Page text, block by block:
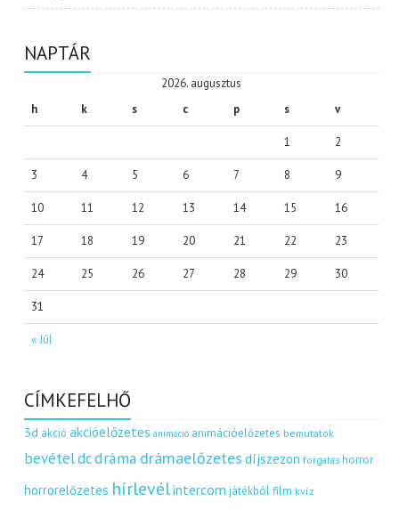
NAPTÁR
2026. augusztus
h
k s c p s v
« Júl
1 2
3 4 5 6 7 8 9
10 11 12 13 14 15 16
17 18 19 20 21 22 23
24 25 26 27 28 29 30
31
CÍMKEFELHŐ
3d akció akcióelőzetes animáció animációelőzetes bemutatók
bevételdcdráma drámaelőzetes díjszezon forgatás horror
horrorelőzetes hírlevélintercom játékból film kvíz